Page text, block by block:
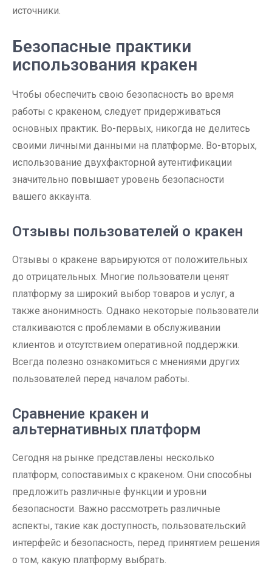
источники.
Безопасные практики
использования кракен
Чтобы обеспечить свою безопасность во время
работы с кракеном, следует придерживаться
основных практик. Во-первых, никогда не делитесь
своими личными данными на платформе. Во-вторых,
использование двухфакторной аутентификации
значительно повышает уровень безопасности
вашего аккаунта.
Отзывы пользователей о кракен
Отзывы о кракене варьируются от положительных
до отрицательных. Многие пользователи ценят
платформу за широкий выбор товаров и услуг, а
также анонимность. Однако некоторые пользователи
сталкиваются с проблемами в обслуживании
клиентов и отсутствием оперативной поддержки.
Всегда полезно ознакомиться с мнениями других
пользователей перед началом работы.
Сравнение кракен и
альтернативных платформ
Сегодня на рынке представлены несколько
платформ, сопоставимых с кракеном. Они способны
предложить различные функции и уровни
безопасности. Важно рассмотреть различные
аспекты, такие как доступность, пользовательский
интерфейс и безопасность, перед принятием решения
о том, какую платформу выбрать.